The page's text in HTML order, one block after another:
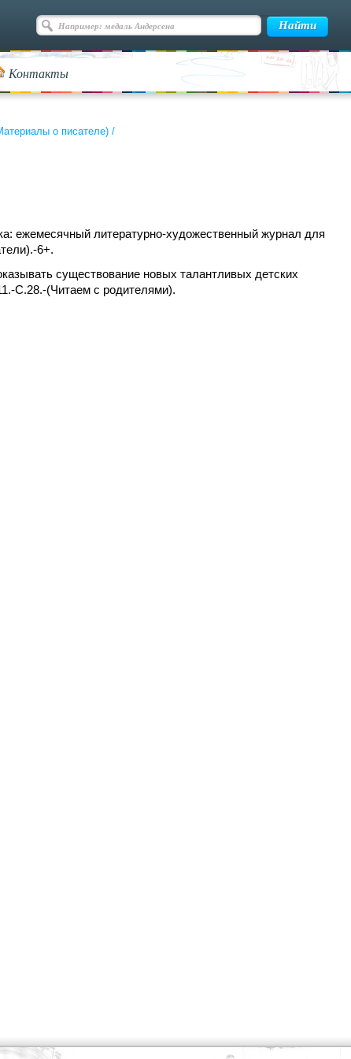
Контакты
о писателе) /
ежемесячный литературно-художественный журнал для
6+.
существование новых талантливых детских
С.28.-(Читаем с родителями).